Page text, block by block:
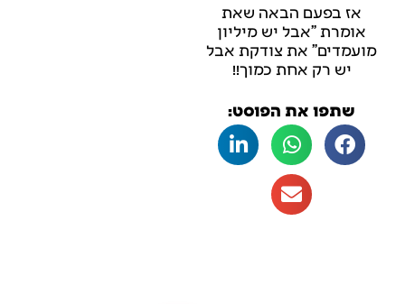
אז בפעם הבאה שאת
אומרת "אבל יש מיליון
מועמדים" את צודקת אבל
יש רק אחת כמוך!!
שתפו את הפוסט: